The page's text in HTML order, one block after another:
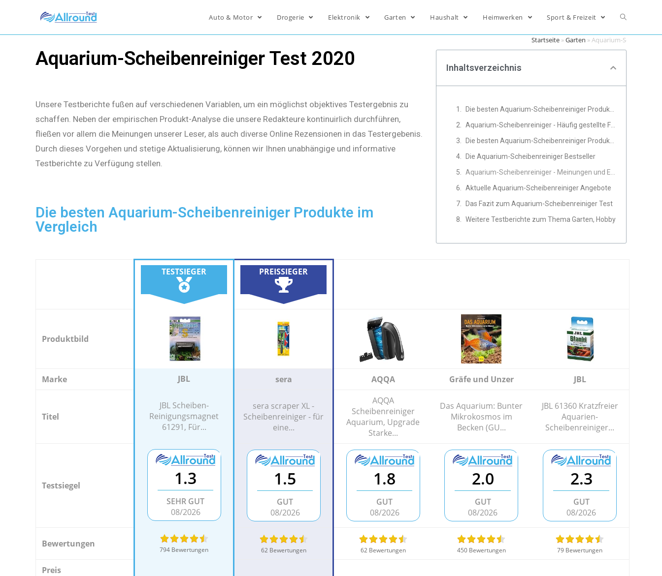
Auto & Motor Drogerie Elektronik Garten Haushalt Heimwerken Sport & Freizeit
Aquarium-Scheibenreiniger Test 2020
Unsere Testberichte fußen auf verschiedenen Variablen, um ein möglichst objektives Testergebnis zu
schaffen. Neben der empirischen Produkt-Analyse die unsere Redakteure kontinuirlich durchführen,
fließen vor allem die Meinungen unserer Leser, als auch diverse Online Rezensionen in das Testergebenis.
Durch dieses Vorgehen und stetige Aktualisierung, können wir Ihnen unabhängige und informative
Testberichte zu Verfügung stellen.
Die besten Aquarium-Scheibenreiniger Produkte im
Vergleich
Startseite»Garten »Aquarium-
Inhaltsverzeichnis
Die Aquarium-Scheibenreiniger Bestseller
Aktuelle Aquarium-Scheibenreiniger Angebote
Das Fazit zum Aquarium-Scheibenreiniger Test
Weitere Testberichte zum Thema Garten, Hobby
TESTSIEGER PREISSIEGER
Produktbild
Marke JBL sera AQQA Gräfe und Unzer JBL
Titel
JBL Scheiben-
Reinigungsmagnet
61291, Für...
sera scraper XL -
Scheibenreiniger - für
eine...
AQQA
Scheibenreiniger
Aquarium, Upgrade
Starke...
Das Aquarium: Bunter
Mikrokosmos im
Becken (GU...
JBL 61360 Kratzfreier
Aquarien-
Scheibenreiniger...
Testsiegel 1.3
SEHR GUT
08/2026
1.5
GUT
08/2026
1.8
GUT
08/2026
2.0
GUT
08/2026
2.3
GUT
08/2026
Bewertungen
794 Bewertungen 62 Bewertungen 62 Bewertungen 450 Bewertungen 79 Bewertungen
Preis